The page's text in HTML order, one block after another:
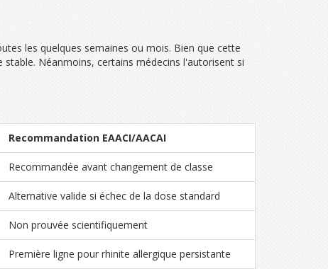
les quelques semaines ou mois. Bien que cette
Néanmoins, certains médecins l'autorisent si
Recommandation EAACI/AACAI
Recommandée avant changement de classe
Alternative valide si échec de la dose standard
Non prouvée scientifiquement
Première ligne pour rhinite allergique persistante